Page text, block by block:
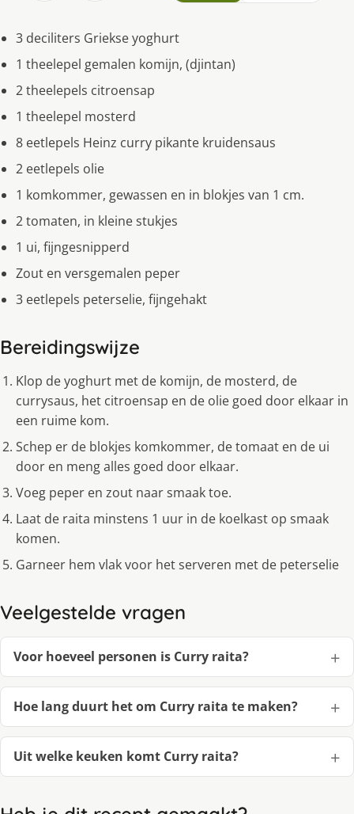
3 deciliters Griekse yoghurt
1 theelepel gemalen komijn, (djintan)
2 theelepels citroensap
1 theelepel mosterd
8 eetlepels Heinz curry pikante kruidensaus
2 eetlepels olie
1 komkommer, gewassen en in blokjes van 1 cm.
2 tomaten, in kleine stukjes
1 ui, fijngesnipperd
Zout en versgemalen peper
3 eetlepels peterselie, fijngehakt
Bereidingswijze
Klop de yoghurt met de komijn, de mosterd, de
currysaus, het citroensap en de olie goed door elkaar in
een ruime kom.
Schep er de blokjes komkommer, de tomaat en de ui
door en meng alles goed door elkaar.
Voeg peper en zout naar smaak toe.
Laat de raita minstens 1 uur in de koelkast op smaak
komen.
Garneer hem vlak voor het serveren met de peterselie
Veelgestelde vragen
Voor hoeveel personen is Curry raita?
Hoe lang duurt het om Curry raita te maken?
Uit welke keuken komt Curry raita?